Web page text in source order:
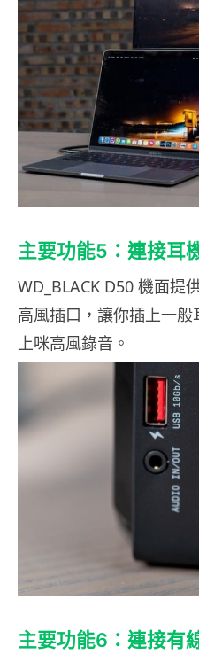
主要功能5：連接耳
WD_BLACK D50 機面提
高風插口，讓你插上一
上咪高風錄音。
主要功能6：連接有